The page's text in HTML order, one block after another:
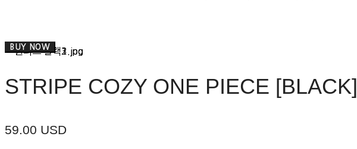
BUY NOW
STRIPE COZY ONE PIECE [BLACK]
59.00 USD